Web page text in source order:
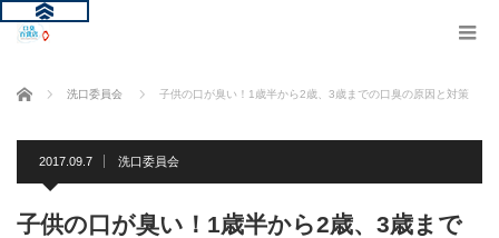
ホーム 洗口委員会 子供の口が臭い！1歳半から2歳、3歳までの口臭の原因と対策
2017.09.7 洗口委員会
子供の口が臭い！1歳半から2歳、3歳まで